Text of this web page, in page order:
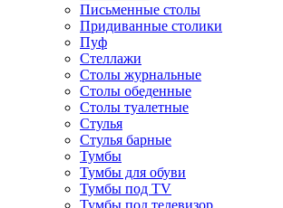
Письменные столы
Придиванные столики
Пуф
Стеллажи
Столы журнальные
Столы обеденные
Столы туалетные
Стулья
Стулья барные
Тумбы
Тумбы для обуви
Тумбы под TV
Тумбы под телевизор